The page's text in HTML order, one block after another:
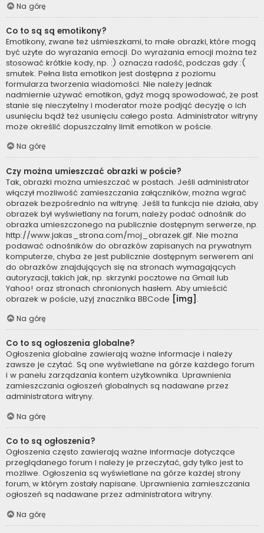
Na górę
Co to są są emotikony?
Emotikony, zwane też uśmieszkami, to małe obrazki, które mogą
być użyte do wyrażania emocji. Do wyrażania emocji można też
stosować krótkie kody, np. :) oznacza radość, podczas gdy :(
smutek. Pełna lista emotikon jest dostępna z poziomu
formularza tworzenia wiadomości. Nie należy jednak
nadmiernie używać emotikon, gdyż mogą spowodować, że post
stanie się nieczytelny i moderator może podjąć decyzję o ich
usunięciu bądź też usunięciu całego posta. Administrator witryny
może określić dopuszczalny limit emotikon w poście.
Na górę
Czy można umieszczać obrazki w poście?
Tak, obrazki można umieszczać w postach. Jeśli administrator
włączył możliwość zamieszczania załączników, można wgrać
obrazek bezpośrednio na witrynę. Jeśli ta funkcja nie działa, aby
obrazek był wyświetlany na forum, należy podać odnośnik do
obrazka umieszczonego na publicznie dostępnym serwerze, np.
http://www.jakas_strona.com/moj_obrazek.gif. Nie można
podawać odnośników do obrazków zapisanych na prywatnym
komputerze, chyba że jest publicznie dostępnym serwerem ani
do obrazków znajdujących się na stronach wymagających
autoryzacji, takich jak, np. skrzynki pocztowe na Gmail lub
Yahoo! oraz stronach chronionych hasłem. Aby umieścić
obrazek w poście, użyj znacznika BBCode [img] .
Na górę
Co to są ogłoszenia globalne?
Ogłoszenia globalne zawierają ważne informacje i należy
zawsze je czytać. Są one wyświetlane na górze każdego forum
i w panelu zarządzania kontem użytkownika. Uprawnienia
zamieszczania ogłoszeń globalnych są nadawane przez
administratora witryny.
Na górę
Co to są ogłoszenia?
Ogłoszenia często zawierają ważne informacje dotyczące
przeglądanego forum i należy je przeczytać, gdy tylko jest to
możliwe. Ogłoszenia są wyświetlane na górze każdej strony
forum, w którym zostały napisane. Uprawnienia zamieszczania
ogłoszeń są nadawane przez administratora witryny.
Na górę